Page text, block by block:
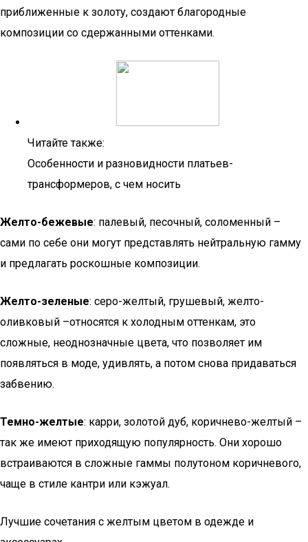
приближенные к золоту, создают благородные
композиции со сдержанными оттенками.
Читайте также:
Особенности и разновидности платьев-
трансформеров, с чем носить
Желто-бежевые: палевый, песочный, соломенный –
сами по себе они могут представлять нейтральную гамму
и предлагать роскошные композиции.
Желто-зеленые: серо-желтый, грушевый, желто-
оливковый –относятся к холодным оттенкам, это
сложные, неоднозначные цвета, что позволяет им
появляться в моде, удивлять, а потом снова придаваться
забвению.
Темно-желтые: карри, золотой дуб, коричнево-желтый –
так же имеют приходящую популярность. Они хорошо
встраиваются в сложные гаммы полутоном коричневого,
чаще в стиле кантри или кэжуал.
Лучшие сочетания с желтым цветом в одежде и